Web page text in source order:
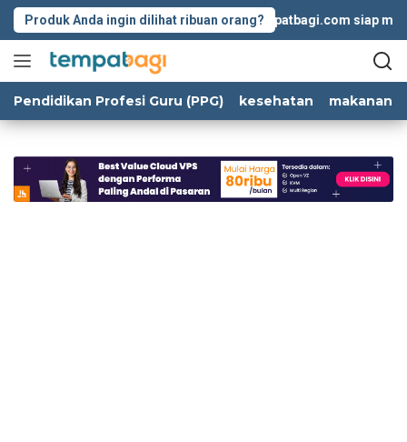
Langsung
Produk Anda ingin dilihat ribuan orang?Tempatbagi.com siap
Pendidikan Profesi Guru (PPG) kesehatan makanan